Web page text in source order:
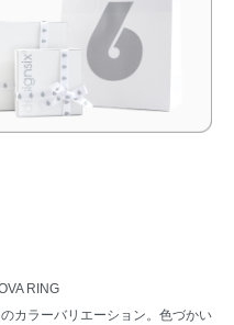
RING
カラーバリエーション。色づかい